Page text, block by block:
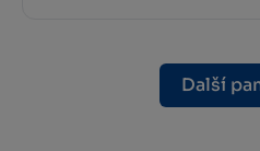
Další